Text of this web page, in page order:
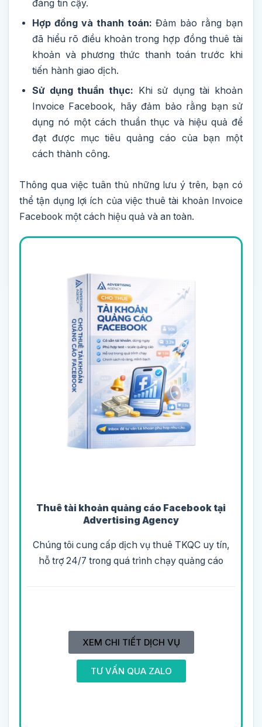
đáng tin cậy.
Hợp đồng và thanh toán: Đảm bảo rằng bạn
đã hiểu rõ điều khoản trong hợp đồng thuê tài
khoản và phương thức thanh toán trước khi
tiến hành giao dịch.
Sử dụng thuần thục: Khi sử dụng tài khoản
Invoice Facebook, hãy đảm bảo rằng bạn sử
dụng nó một cách thuần thục và hiệu quả để
đạt được mục tiêu quảng cáo của bạn một
cách thành công.
Thông qua việc tuân thủ những lưu ý trên, bạn có
thể tận dụng lợi ích của việc thuê tài khoản Invoice
Facebook một cách hiệu quả và an toàn.
Thuê tài khoản quảng cáo Facebook tại
Advertising Agency
Chúng tôi cung cấp dịch vụ thuê TKQC uy tín,
hỗ trợ 24/7 trong quá trình chạy quảng cáo
XEM CHI TIẾT DỊCH VỤ
TƯ VẤN QUA ZALO